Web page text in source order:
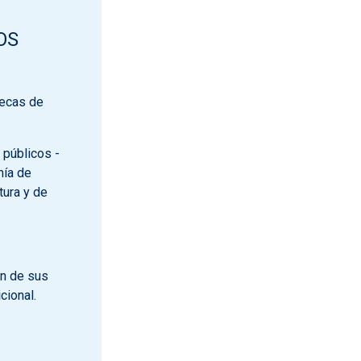
de
públicos -
de
y de
de sus